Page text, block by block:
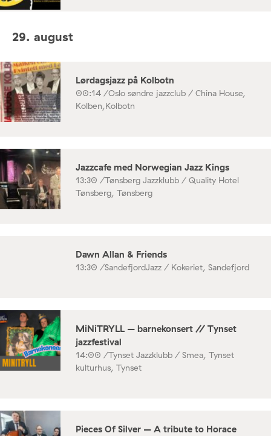
29. august
Lørdagsjazz på Kolbotn
00:14 /Oslo søndre jazzclub / China House,
Kolben,Kolbotn
Jazzcafe med Norwegian Jazz Kings
13:30 /Tønsberg Jazzklubb / Quality Hotel
Tønsberg, Tønsberg
Dawn Allan & Friends
13:30 /SandefjordJazz / Kokeriet, Sandefjord
MiNiTRYLL – barnekonsert // Tynset
jazzfestival
14:00 /Tynset Jazzklubb / Smea, Tynset
kulturhus, Tynset
Pieces Of Silver – A tribute to Horace